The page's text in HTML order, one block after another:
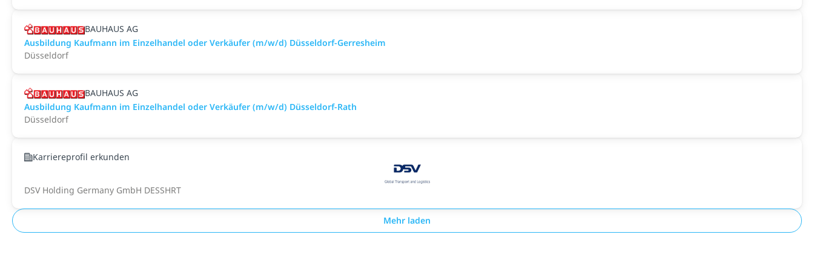
BAUHAUS AG
Ausbildung Kaufmann im Einzelhandel oder Verkäufer (m/w/d) Düsseldorf-Gerresheim
Düsseldorf
BAUHAUS AG
Ausbildung Kaufmann im Einzelhandel oder Verkäufer (m/w/d) Düsseldorf-Rath
Düsseldorf
Karriereprofil erkunden
DSV Holding Germany GmbH DESSHRT
Mehr laden